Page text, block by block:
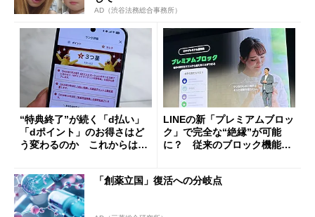
AD（渋谷法務総合事務所）
“特典終了”が続く「d払い」
「dポイント」のお得さはど
う変わるのか これからは
LINEの新「プレミアムブロッ
ク」で完全な“絶縁”が可能
に？ 従来のブロック機能と
「創薬立国」復活への分岐点